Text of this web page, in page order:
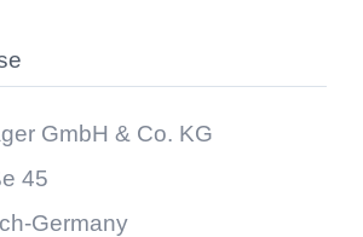
GmbH & Co. KG
45
Germany